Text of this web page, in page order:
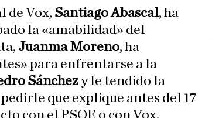
de Vox, Santiago Abascal, ha
la «amabilidad» del
Juanma Moreno, ha
para enfrentarse a la
Sánchezy le tendido la
que explique antes del 17